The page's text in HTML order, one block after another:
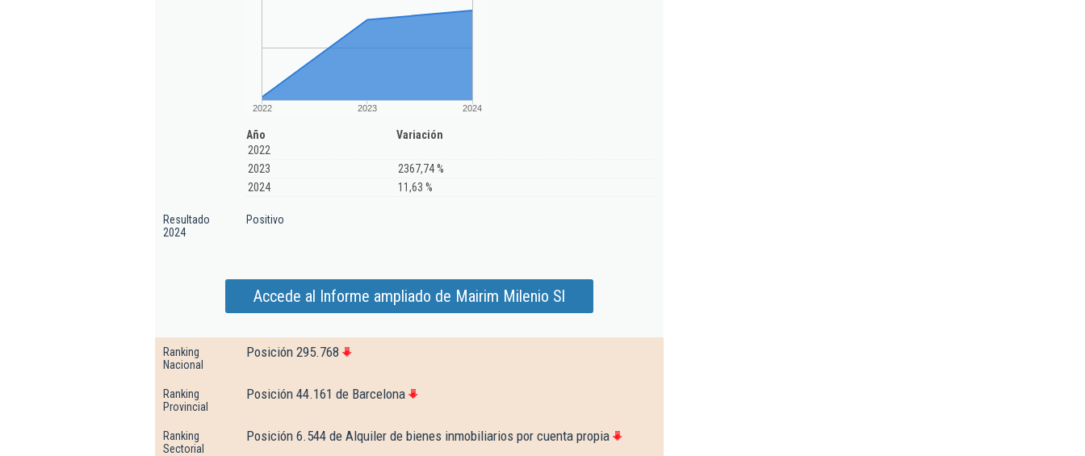
2022 2023 2024
Año
Variación
2022
2023
2367,74 %
2024
11,63 %
Resultado
2024
Positivo
Accede al Informe ampliado de Mairim Milenio Sl
Ranking
Nacional
Posición 295.768
Ranking
Provincial
Posición 44.161 de Barcelona
Ranking
Sectorial
Posición 6.544 de Alquiler de bienes inmobiliarios por cuenta propia